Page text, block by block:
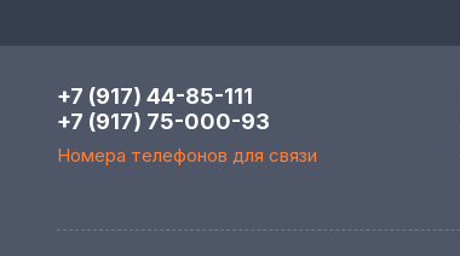
+7 (917) 44-85-111
+7 (917) 75-000-93
Номера телефонов для связи